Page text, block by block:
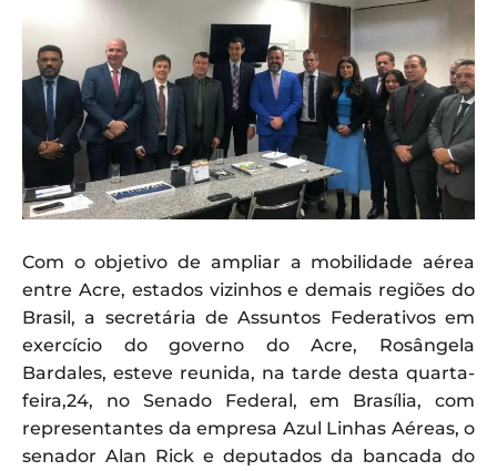
Com o objetivo de ampliar a mobilidade aérea
entre Acre, estados vizinhos e demais regiões do
Brasil, a secretária de Assuntos Federativos em
exercício do governo do Acre, Rosângela
Bardales, esteve reunida, na tarde desta quarta-
feira,24, no Senado Federal, em Brasília, com
representantes da empresa Azul Linhas Aéreas, o
senador Alan Rick e deputados da bancada do